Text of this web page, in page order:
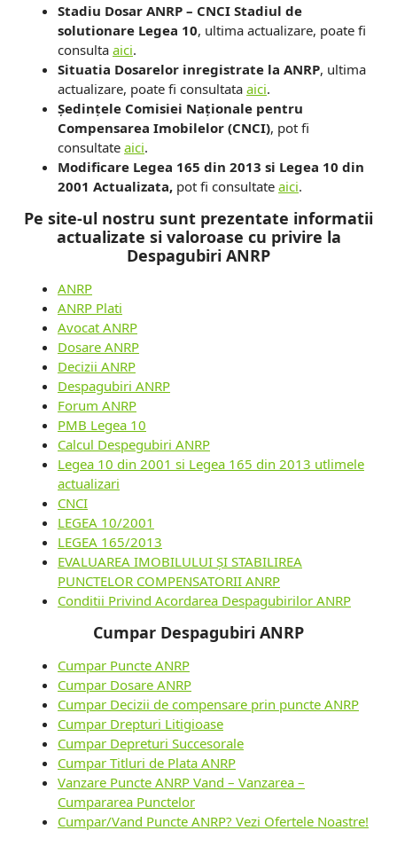
Stadiu Dosar ANRP – CNCI Stadiul de
solutionare Legea 10, ultima actualizare, poate fi
consulta aici.
Situatia Dosarelor inregistrate la ANRP, ultima
actualizare, poate fi consultata aici.
Ședințele Comisiei Naționale pentru
Compensarea Imobilelor (CNCI), pot fi
consultate aici.
Modificare Legea 165 din 2013 si Legea 10 din
2001 Actualizata, pot fi consultate aici.
Pe site-ul nostru sunt prezentate informatii
actualizate si valoroase cu privire la
Despagubiri ANRP
ANRP
ANRP Plati
Avocat ANRP
Dosare ANRP
Decizii ANRP
Despagubiri ANRP
Forum ANRP
PMB Legea 10
Calcul Despegubiri ANRP
Legea 10 din 2001 si Legea 165 din 2013 utlimele
actualizari
CNCI
LEGEA 10/2001
LEGEA 165/2013
EVALUAREA IMOBILULUI ȘI STABILIREA
PUNCTELOR COMPENSATORII ANRP
Conditii Privind Acordarea Despagubirilor ANRP
Cumpar Despagubiri ANRP
Cumpar Puncte ANRP
Cumpar Dosare ANRP
Cumpar Decizii de compensare prin puncte ANRP
Cumpar Drepturi Litigioase
Cumpar Depreturi Succesorale
Cumpar Titluri de Plata ANRP
Vanzare Puncte ANRP Vand – Vanzarea –
Cumpararea Punctelor
Cumpar/Vand Puncte ANRP? Vezi Ofertele Noastre!